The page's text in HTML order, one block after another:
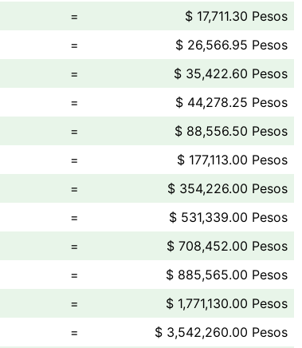
=
$ 17,711.30 Pesos
=
$ 26,566.95 Pesos
=
$ 35,422.60 Pesos
=
$ 44,278.25 Pesos
=
$ 88,556.50 Pesos
=
$ 177,113.00 Pesos
=
$ 354,226.00 Pesos
=
$ 531,339.00 Pesos
=
$ 708,452.00 Pesos
=
$ 885,565.00 Pesos
=
$ 1,771,130.00 Pesos
= $ 3,542,260.00 Pesos